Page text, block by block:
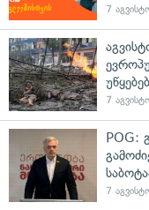
7
7
POG:
7